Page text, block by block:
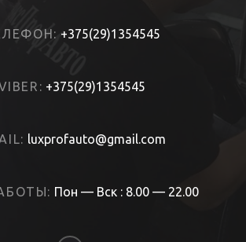
+375(29)1354545
+375(29)1354545
luxprofauto@gmail.com
Пон — Вск : 8.00 — 22.00